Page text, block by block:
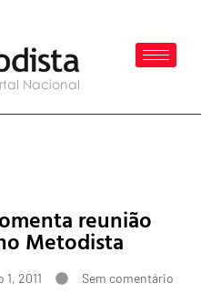
reunião
Metodista
1, 2011 Sem comentário